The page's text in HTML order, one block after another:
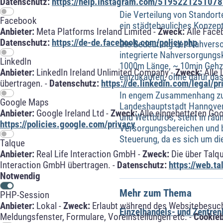
Facebook
Anbieter: Meta Platforms Ireland Limited -Zweck:Alle
Datenschutz: https://de-de.facebook.com/policy.php
LinkedIn
Anbieter: LinkedIn Ireland Unlimited Company -Zweck:Alle
übertragen. - Datenschutz: https://de.linkedin.com/legal/
Google Maps
Anbieter: Google Ireland Ltd -Zweck:Alle eingebetteten
https://policies.google.com/privacy
Talque
Anbieter: Real Life Interaction GmbH -Zweck: Die über
Interaction GmbH übertragen. - Datenschutz: https://
Notwendig
PHP-Session
Anbieter: Lokal -Zweck: Erlaubt während des
Meldungsfenster, Formulare, Voreinstellungen etc. -
Die Verteilung von
ein städtebauliches
Die Bedeutung der
integrierte
1000m Länge, ~ 10min
einzukaufen, ohne dafür
In engem Zusammenhang
Landeshauptstadt
und Wettbüros, steht in
Versorgungsbereichen und
Steuerung, da es sich um
Mehr zum Thema
Einzelhandels- und